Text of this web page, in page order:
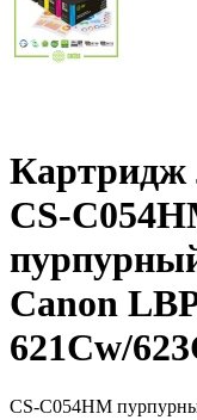
Картридж
CS-
Canon
621Cw/
CS-C054HM